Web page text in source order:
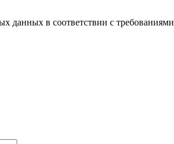
данных в соответствии с требованиями